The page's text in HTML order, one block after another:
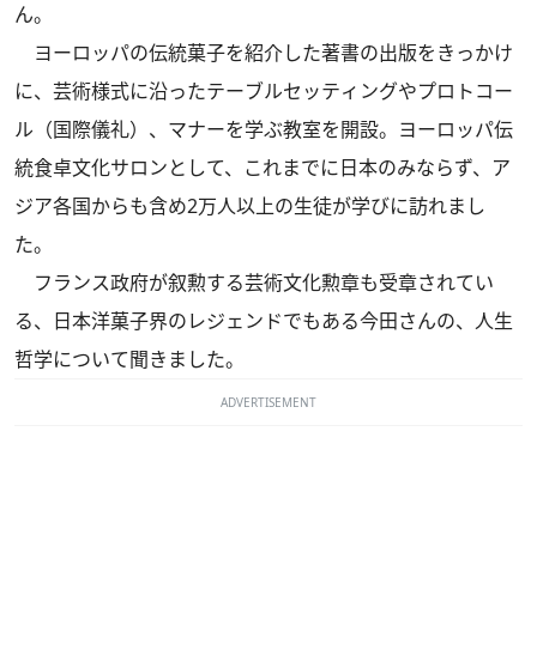
ん。
ヨーロッパの伝統菓子を紹介した著書の出版をきっかけ
に、芸術様式に沿ったテーブルセッティングやプロトコー
ル（国際儀礼）、マナーを学ぶ教室を開設。ヨーロッパ伝
統食卓文化サロンとして、これまでに日本のみならず、ア
ジア各国からも含め2万人以上の生徒が学びに訪れまし
た。
フランス政府が叙勲する芸術文化勲章も受章されてい
る、日本洋菓子界のレジェンドでもある今田さんの、人生
哲学について聞きました。
ADVERTISEMENT